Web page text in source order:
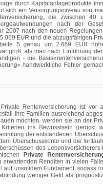
durch Kapitalanlageprodukte
sich ein Versorgungsniveau von
die zwischen
nach der
2007 nach den neuen
EUR und die abzugsfähigen
5 genau um 2.669 EUR
groß, als man nach Einführung
- die
handwerkliche Fehler
Rentenversicherung ist vor
ihre Familien ausreichend
möchten, werden sie an der
Kriterien ins Bewusstsein gerückt
der entstandenen
Überschusskonto und die
des
Private
erwartenden Renditen in vielen
auf unsolidem Fundament,
weniger Geld als